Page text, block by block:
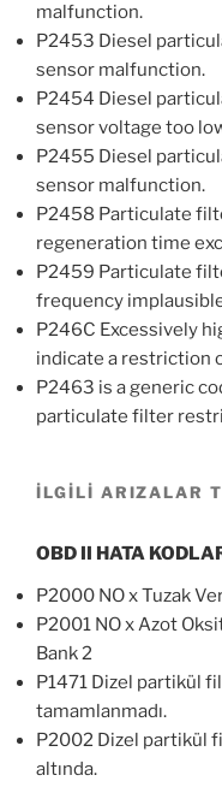
malfunction.
P2453 Diesel
sensor malfunction.
P2454 Diesel
sensor voltage too
P2455 Diesel
sensor malfunction.
P2458 Particulate
regeneration time
P2459 Particulate
frequency
P246C Excessively
indicate a restriction
P2463 is a generic
particulate filter
İLGİLİ ARIZALAR
OBD II HATA
P2000 NO x Tuzak
P2001 NO x Azot
Bank 2
P1471 Dizel partikül
tamamlanmadı.
P2002 Dizel partikül
altında.